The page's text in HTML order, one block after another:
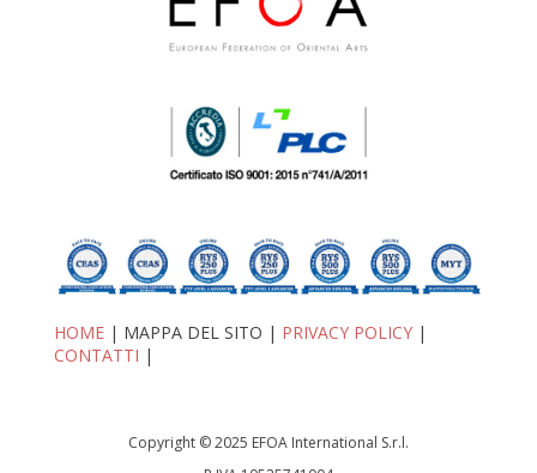
HOME| MAPPA DEL SITO | PRIVACY POLICY|
CONTATTI |
Copyright © 2025 EFOA International S.r.l.